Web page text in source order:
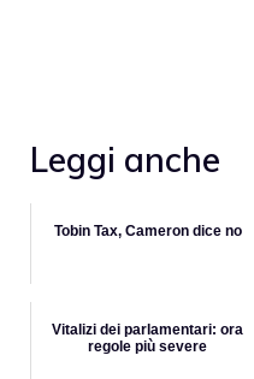
Leggi anche
Tobin Tax, Cameron dice no
Vitalizi dei parlamentari: ora
regole più severe